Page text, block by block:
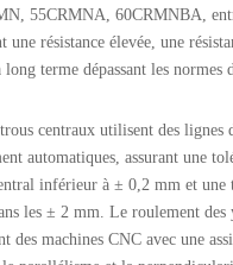
55CRMNA, 60CRMNBA,
une résistance élevée, une
terme dépassant les normes
centraux utilisent des lignes
automatiques, assurant une
inférieur à ± 0,2 mm et une
les ± 2 mm. Le roulement des
des machines CNC avec une